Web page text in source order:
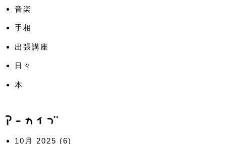
音楽
手相
出張講座
日々
本
10月 2025 (6)